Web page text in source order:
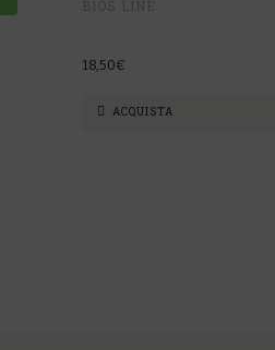
-
18,50€
ACQUISTA